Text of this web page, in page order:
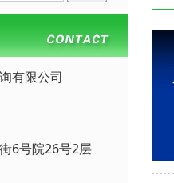
有限公司
6号院26号2层